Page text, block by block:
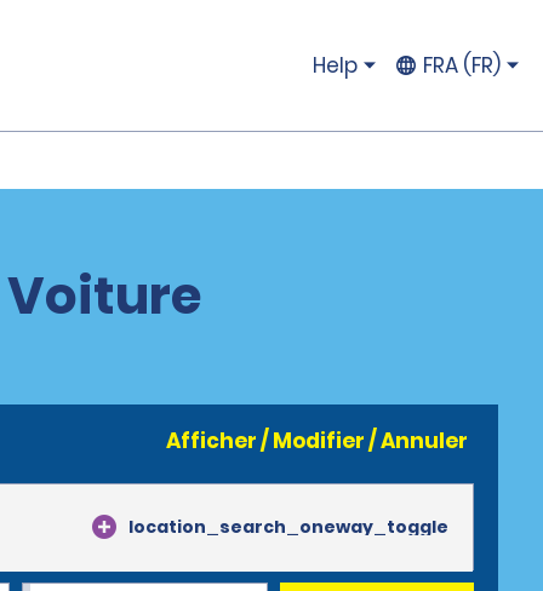
Help FRA (FR)
Afficher / Modifier / Annuler
location_search_oneway_toggle